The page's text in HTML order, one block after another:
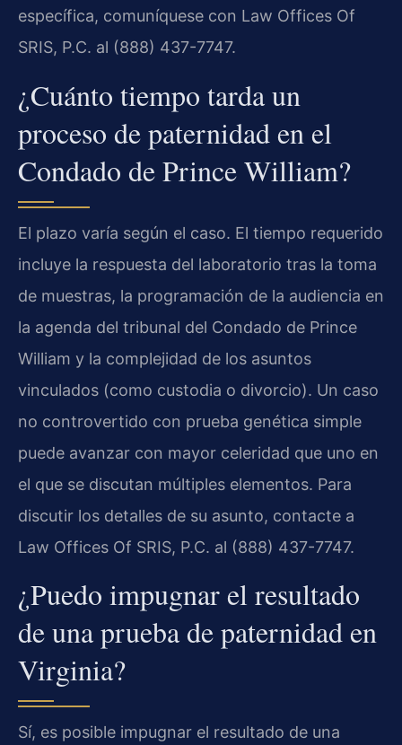
específica, comuníquese con Law Offices Of
SRIS, P.C. al (888) 437-7747.
¿Cuánto tiempo tarda un
proceso de paternidad en el
Condado de Prince William?
El plazo varía según el caso. El tiempo requerido
incluye la respuesta del laboratorio tras la toma
de muestras, la programación de la audiencia en
la agenda del tribunal del Condado de Prince
William y la complejidad de los asuntos
vinculados (como custodia o divorcio). Un caso
no controvertido con prueba genética simple
puede avanzar con mayor celeridad que uno en
el que se discutan múltiples elementos. Para
discutir los detalles de su asunto, contacte a
Law Offices Of SRIS, P.C. al (888) 437-7747.
¿Puedo impugnar el resultado
de una prueba de paternidad en
Virginia?
Sí, es posible impugnar el resultado de una